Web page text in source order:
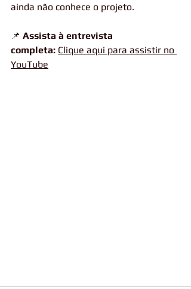
ainda não conhece o projeto.
📌 Assista à entrevista
completa: Clique aqui para assistir no
YouTube